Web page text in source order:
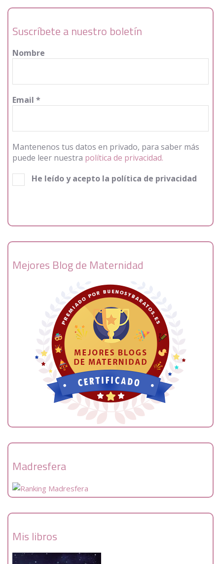
Suscríbete a nuestro boletín
Nombre
Email *
Mantenenos tus datos en privado, para saber más
puede leer nuestra política de privacidad.
He leído y acepto la política de privacidad
Mejores Blog de Maternidad
Madresfera
Mis libros